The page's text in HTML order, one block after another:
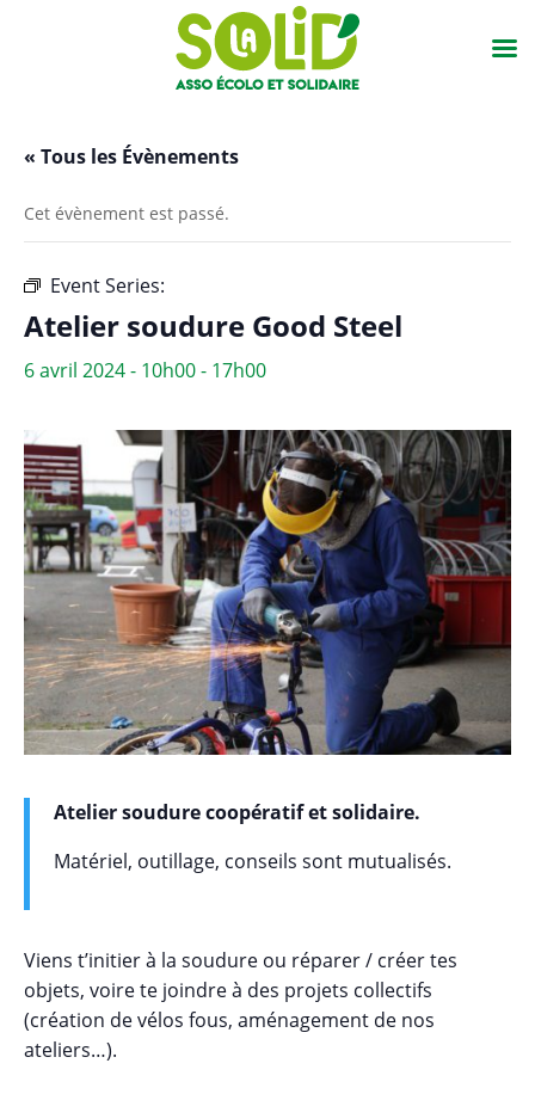
« Tous les Évènements
Cet évènement est passé.
Event Series:
Atelier soudure Good Steel
6 avril 2024 - 10h00- 17h00
Atelier soudure coopératif et solidaire.
Matériel, outillage, conseils sont mutualisés.
Viens t’initier à la soudure ou réparer / créer tes
objets, voire te joindre à des projets collectifs
(création de vélos fous, aménagement de nos
ateliers…).